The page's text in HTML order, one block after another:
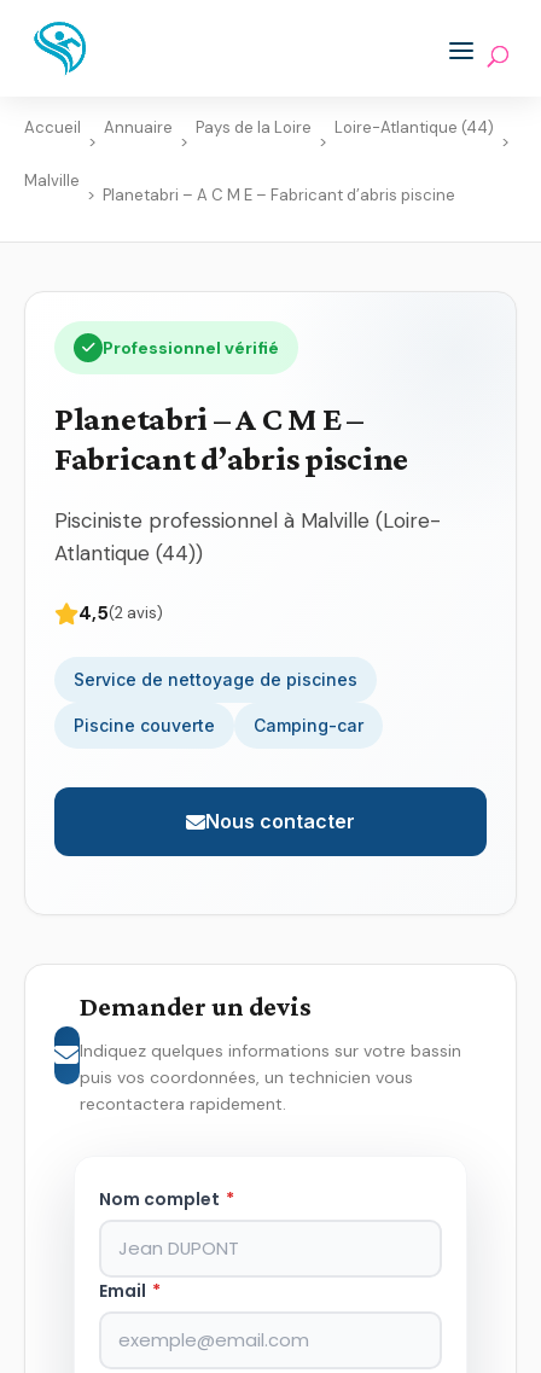
Accueil
>
Annuaire
>
Pays de la Loire
>
Loire-Atlantique (44)
>
Malville
> Planetabri – A C M E – Fabricant d’abris piscine
Professionnel vérifié
Planetabri – A C M E –
Fabricant d’abris piscine
Pisciniste professionnel à Malville (Loire-
Atlantique (44))
4,5(2 avis)
Service de nettoyage de piscines
Piscine couverte Camping-car
Nous contacter
Demander un devis
Indiquez quelques informations sur votre bassin
puis vos coordonnées, un technicien vous
recontactera rapidement.
Nom complet *
Email *